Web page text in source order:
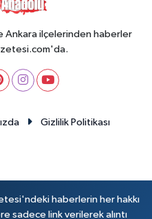
Ankara ilçelerinden haberler
Gizlilik Politikası
haberlerin her hakkı
sadece link verilerek alıntı